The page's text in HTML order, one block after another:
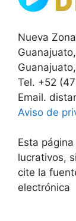
Nueva
Tel. +52
Email.
Aviso de
Esta
lucrativos,
cite la
electrónica